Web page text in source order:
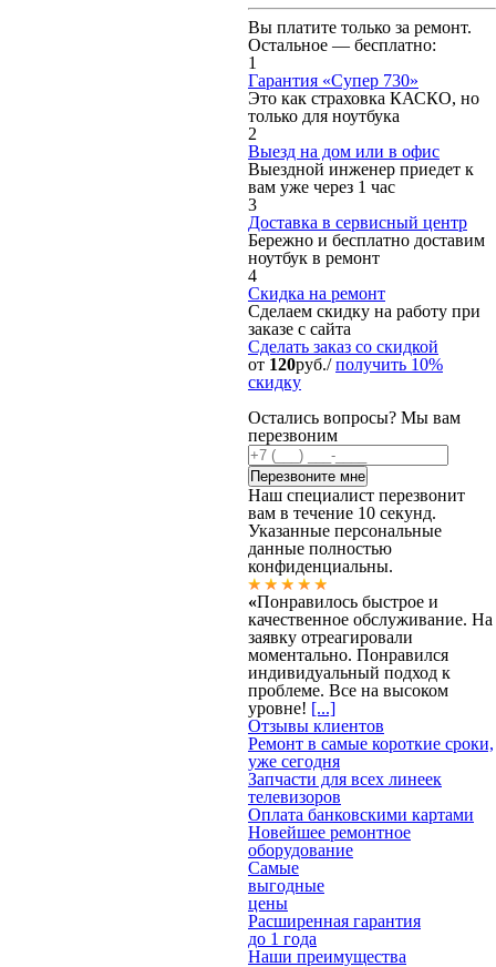
Вы платите только за ремонт.
Остальное — бесплатно:
1
Гарантия «Супер 730»
Это как страховка КАСКО, но
только для ноутбука
2
Выезд на дом или в офис
Выездной инженер приедет к
вам уже через 1 час
3
Доставка в сервисный центр
Бережно и бесплатно доставим
ноутбук в ремонт
4
Скидка на ремонт
Сделаем скидку на работу при
заказе с сайта
Сделать заказ со скидкой
от 120руб./получить 10%
скидку
Остались вопросы? Мы вам
перезвоним
Наш специалист перезвонит
вам в течение 10 секунд.
Указанные персональные
данные полностью
конфиденциальны.
«Понравилось быстрое и
качественное обслуживание. На
заявку отреагировали
моментально. Понравился
индивидуальный подход к
проблеме. Все на высоком
уровне! [...]
Отзывы клиентов
Ремонт в самые короткие сроки,
уже сегодня
Запчасти для всех линеек
телевизоров
Оплата банковскими картами
Новейшее ремонтное
оборудование
Самые
выгодные
цены
Расширенная гарантия
до 1 года
Наши преимущества